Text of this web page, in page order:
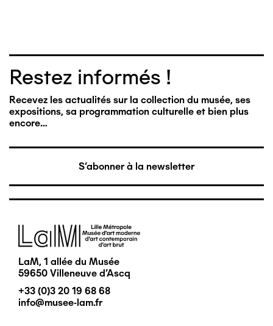
Restez informés !
Recevez les actualités sur la collection du musée, ses
expositions, sa programmation culturelle et bien plus
encore…
S'abonner à la newsletter
Image
LaM, 1 allée du Musée
59650 Villeneuve d'Ascq
+33 (0)3 20 19 68 68
info@musee-lam.fr